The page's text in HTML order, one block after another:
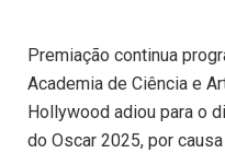
Premiação continua
Academia de Ciência e
Hollywood adiou para o
do Oscar 2025, por